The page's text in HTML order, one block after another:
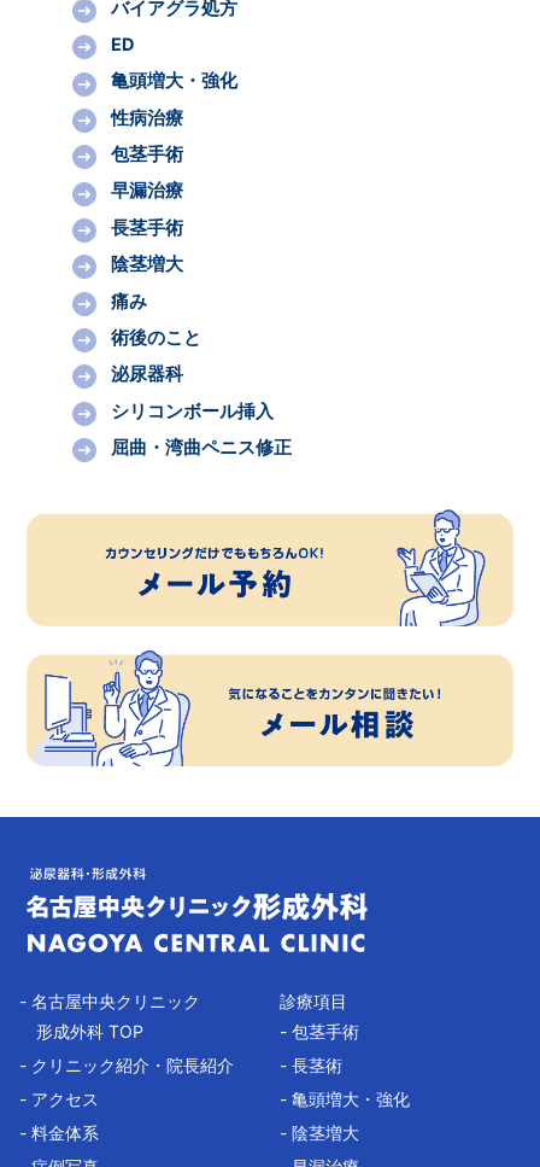
バイアグラ処方
ED
亀頭増大・強化
性病治療
包茎手術
早漏治療
長茎手術
陰茎増大
痛み
術後のこと
泌尿器科
シリコンボール挿入
屈曲・湾曲ペニス修正
- 名古屋中央クリニック
形成外科 TOP
- クリニック紹介・院長紹介
- アクセス
- 料金体系
診療項目
- 包茎手術
- 長茎術
- 亀頭増大・強化
- 陰茎増大